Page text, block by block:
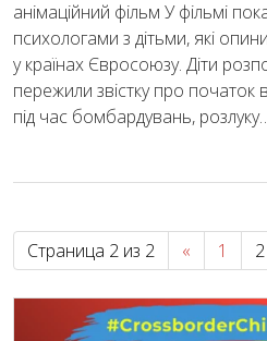
анімаційний фільм У фільмі
психологами з дітьми, які
у країнах Євросоюзу. Діти
пережили звістку про початок
під час бомбардувань,
Страница 2 из 2 « 1 2